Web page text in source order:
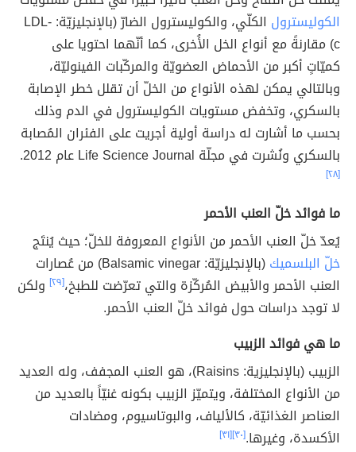
الكوليسترول
الكلّي، والكوليسترول الضارّ (بالإنجليزيّة: LDL-
c) مقارنةً مع أنواع الخل الأُخرى، كما أنّهما احتويا على
كميّاتٍ أكبر من الأحماض العضويّة والمركّبات الفينوليّة،
وبالتالي يمكن لهذه الأنواع من الخلّ أن تقلل خطر الإصابة
بالسكري، وتخفض مستويات الكوليسترول في الدم وذلك
بحسب ما أشارت له دراسة أولية أجريت على الفئران المُصابة
بالسكري ونُشرت في مجلّة Life Science Journal عام 2012.
[٢٨]
ما فوائد خلّ العنب الأحمر
يُعدّ خلّ العنب الأحمر من الأنواع المعروفة للخلّ؛ حيث يُنتَج
خلّ البلسميك
(بالإنجليزيّة: Balsamic vinegar) من عُصارات
العنب الأحمر والأبيض المُركّزة والتي تعرّضت للطبخ،[٢٩]
ولكن
لا توجد دراسات حول فوائد خلّ العنب الأحمر.
ما هي فوائد الزبيب
الزبيب (بالإنجليزية: Raisins)، هو العنب المجفف، وله العديد
من الأنواع المختلفة، ويتميّز الزبيب بكونه غنيّاً بالعديد من
العناصر الغذائيّة، كالألياف، والبوتاسيوم، ومضادات
الأكسدة، وغيرها.[٣٠] [٣١]